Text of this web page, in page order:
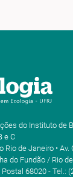
do Instituto de
e C
Rio de Janeiro •
do Fundão / Rio
68020 - Tel.: